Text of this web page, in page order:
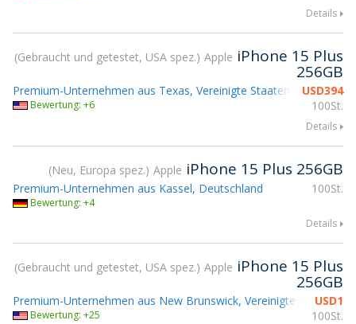
Details
Gebraucht und getestet, USA spez. Apple iPhone 15 Plus
256GB
USD394
100St.
Premium-Unternehmen aus Texas, Vereinigte Staaten
Bewertung: +6
Details
Neu, Europa spez. Apple iPhone 15 Plus 256GB
100St.
Premium-Unternehmen aus Kassel, Deutschland
Bewertung: +4
Details
Gebraucht und getestet, USA spez. Apple iPhone 15 Plus
256GB
USD1
100St.
Premium-Unternehmen aus New Brunswick, Vereinigte Staaten
Bewertung: +25